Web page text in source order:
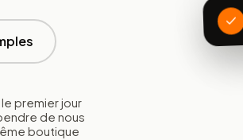
premier jour
de nous
boutique